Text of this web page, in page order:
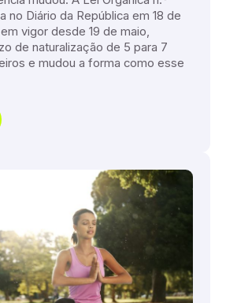
no Diário da República em 18 de
vigor desde 19 de maio,
de naturalização de 5 para 7
e mudou a forma como esse